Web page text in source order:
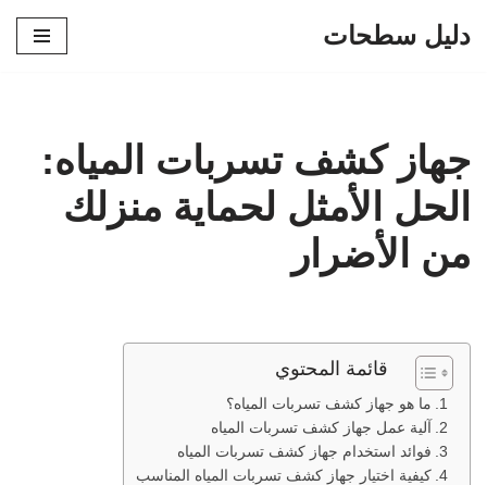
دليل سطحات
جهاز كشف تسربات المياه:
الحل الأمثل لحماية منزلك
من الأضرار
قائمة المحتوي
ما هو جهاز كشف تسربات المياه؟
آلية عمل جهاز كشف تسربات المياه
فوائد استخدام جهاز كشف تسربات المياه
كيفية اختيار جهاز كشف تسربات المياه المناسب